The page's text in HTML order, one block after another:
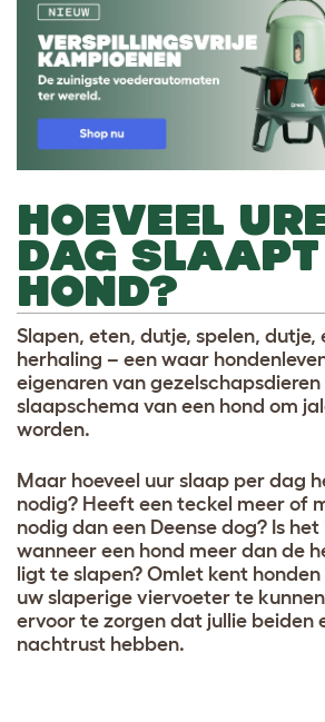
HOEVEEL
DAG SLAAPT
HOND?
Slapen, eten, dutje, spelen, dutje,
herhaling – een waar
eigenaren van gezelschapsdieren
slaapschema van een hond om
worden.
Maar hoeveel uur slaap per dag
nodig? Heeft een teckel meer of
nodig dan een Deense dog? Is het
wanneer een hond meer dan de
ligt te slapen? Omlet kent
uw slaperige viervoeter te
ervoor te zorgen dat jullie beiden
nachtrust hebben.